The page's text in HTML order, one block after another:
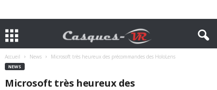
Accueil News Microsoft très heureux des précommandes des HoloLens
NEWS
Microsoft très heureux des